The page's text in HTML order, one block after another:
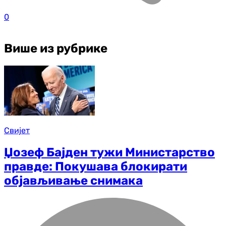
0
Више из рубрике
Свијет
Џозеф Бајден тужи Министарство
правде: Покушава блокирати
објављивање снимака